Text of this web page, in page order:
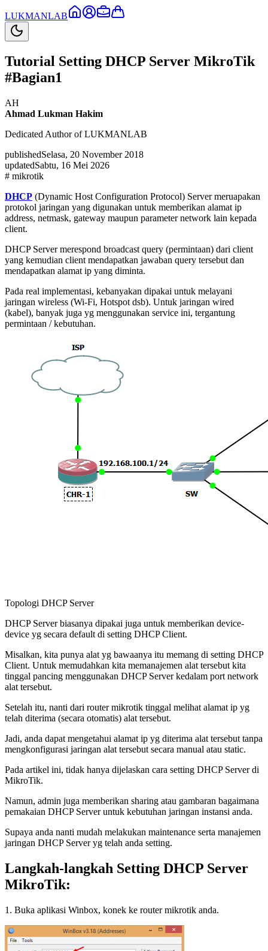
LUKMANLAB
Tutorial Setting DHCP Server MikroTik
#Bagian1
AH
Ahmad Lukman Hakim
Dedicated Author of LUKMANLAB
publishedSelasa, 20 November 2018
updatedSabtu, 16 Mei 2026
# mikrotik
DHCP (Dynamic Host Configuration Protocol) Server meruapakan
protokol jaringan yang digunakan untuk memberikan alamat ip
address, netmask, gateway maupun parameter network lain kepada
client.
DHCP Server merespond broadcast query (permintaan) dari client
yang kemudian client mendapatkan jawaban query tersebut dan
mendapatkan alamat ip yang diminta.
Pada real implementasi, kebanyakan dipakai untuk melayani
jaringan wireless (Wi-Fi, Hotspot dsb). Untuk jaringan wired
(kabel), banyak juga yg menggunakan service ini, tergantung
permintaan / kebutuhan.
Topologi DHCP Server
DHCP Server biasanya dipakai juga untuk memberikan device-
device yg secara default di setting DHCP Client.
Misalkan, kita punya alat yg bawaanya itu memang di setting DHCP
Client. Untuk memudahkan kita memanajemen alat tersebut kita
tinggal pancing menggunakan DHCP Server kedalam port network
alat tersebut.
Setelah itu, nanti dari router mikrotik tinggal melihat alamat ip yg
telah diterima (secara otomatis) alat tersebut.
Jadi, anda dapat mengetahui alamat ip yg diterima alat tersebut tanpa
mengkonfigurasi jaringan alat tersebut secara manual atau static.
Pada artikel ini, tidak hanya dijelaskan cara setting DHCP Server di
MikroTik.
Namun, admin juga memberikan sharing atau gambaran bagaimana
pemakaian DHCP Server untuk kebutuhan jaringan instansi anda.
Supaya anda nanti mudah melakukan maintenance serta manajemen
jaringan DHCP Server yg telah anda setting.
Langkah-langkah Setting DHCP Server
MikroTik:
1. Buka aplikasi Winbox, konek ke router mikrotik anda.